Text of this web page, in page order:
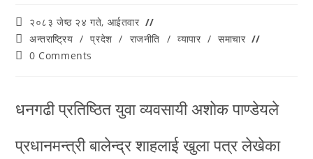
२०८३ जेष्ठ २४ गते, आईतवार
अन्तराष्ट्रिय / प्रदेश / राजनीति / व्यापार / समाचार
0 Comments
धनगढी प्रतिष्ठित युवा व्यवसायी अशोक पाण्डेयले
प्रधानमन्त्री बालेन्द्र शाहलाई खुला पत्र लेखेका